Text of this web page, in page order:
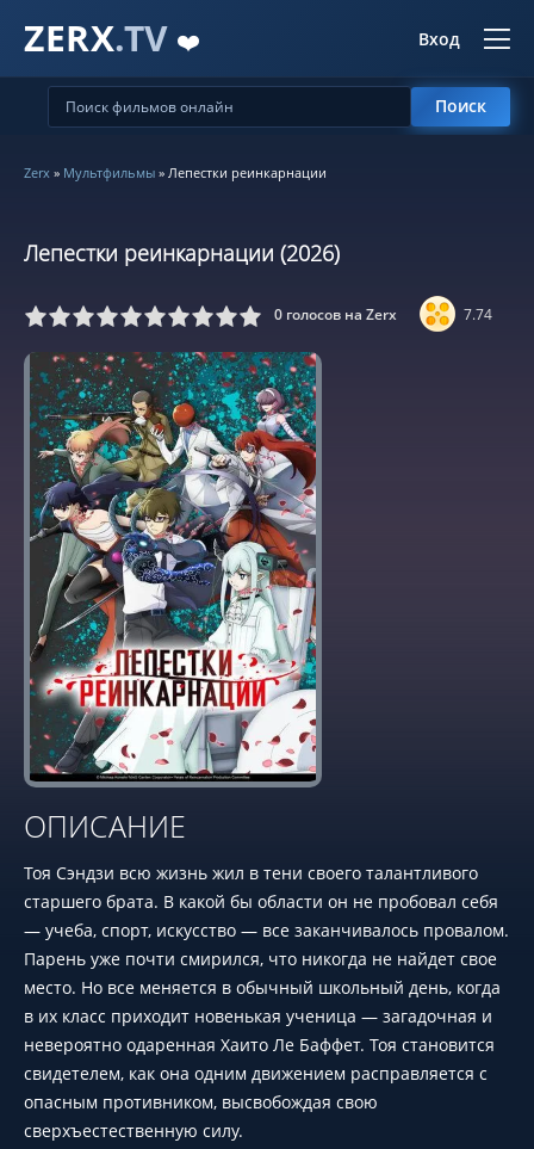
ZERX.TV ❤️ Вход
Поиск
Zerx » Мультфильмы » Лепестки реинкарнации
Лепестки реинкарнации (2026)
6 7 8 9 10 0 голосов на Zerx 7.74
ОПИСАНИЕ
Тоя Сэндзи всю жизнь жил в тени своего талантливого
старшего брата. В какой бы области он не пробовал себя
— учеба, спорт, искусство — все заканчивалось провалом.
Парень уже почти смирился, что никогда не найдет свое
место. Но все меняется в обычный школьный день, когда
в их класс приходит новенькая ученица — загадочная и
невероятно одаренная Хаито Ле Баффет. Тоя становится
свидетелем, как она одним движением расправляется с
опасным противником, высвобождая свою
сверхъестественную силу.